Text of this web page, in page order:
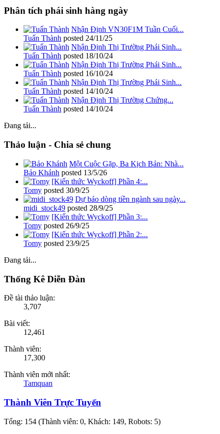
Phân tích phái sinh hàng ngày
Nhận Định VN30F1M Tuần Cuối...
Tuấn Thành posted 24/11/25
Nhận Định Thị Trường Phái Sinh...
Tuấn Thành posted 18/10/24
Nhận Định Thị Trường Phái Sinh...
Tuấn Thành posted 16/10/24
Nhận Định Thị Trường Phái Sinh...
Tuấn Thành posted 14/10/24
Nhận Định Thị Trường Chứng...
Tuấn Thành posted 14/10/24
Đang tải...
Thảo luận - Chia sẻ chung
Một Cuộc Gặp, Ba Kịch Bản: Nhà...
Bảo Khánh posted 13/5/26
[Kiến thức Wyckoff] Phần 4:...
Tomy posted 30/9/25
Dự báo dòng tiền ngành sau ngày...
midi_stock49 posted 28/9/25
[Kiến thức Wyckoff] Phần 3:...
Tomy posted 26/9/25
[Kiến thức Wyckoff] Phần 2:...
Tomy posted 23/9/25
Đang tải...
Thống Kê Diễn Đàn
Đề tài thảo luận:
3,707
Bài viết:
12,461
Thành viên:
17,300
Thành viên mới nhất:
Tamquan
Thành Viên Trực Tuyến
Tổng: 154 (Thành viên: 0, Khách: 149, Robots: 5)